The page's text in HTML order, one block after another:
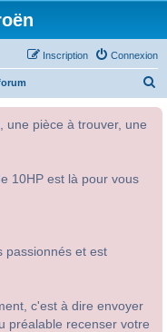
Connexion
Inscription
une pièce à trouver, une
10HP est là pour vous
passionnés et est
c'est à dire envoyer
préalable recenser votre